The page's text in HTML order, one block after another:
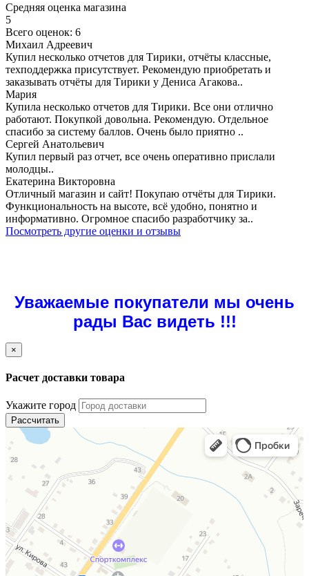
Средняя оценка магазина
5
Всего оценок: 6
Михаил Адреевич
Купил несколько отчетов для Тирики, отчёты классные,
техподдержка присутствует. Рекомендую приобретать и
заказывать отчёты для Тирики у Дениса Агакова..
Мария
Купила несколько отчетов для Тирики. Все они отлично
работают. Покупкой довольна. Рекомендую. Отдельное
спасибо за систему баллов. Очень было приятно ..
Сергей Анатольевич
Купил первый раз отчет, все очень оперативно прислали
молодцы..
Екатерина Викторовна
Отличный магазин и сайт! Покупаю отчёты для Тирики.
Функциональность на высоте, всё удобно, понятно и
информативно. Огромное спасибо разработчику за..
Посмотреть другие оценки и отзывы
Уважаемые покупатели мы очень
рады Вас видеть !!!
×
Расчет доставки товара
Укажите город
Рассчитать